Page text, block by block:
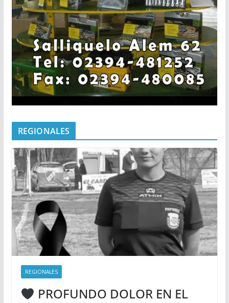
REGIONALES
REGIONALES
PROFUNDO DOLOR EN EL